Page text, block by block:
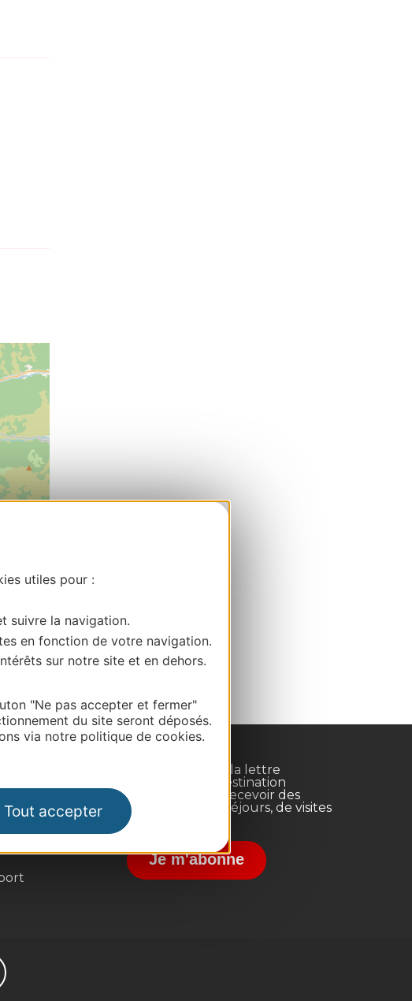
utiles pour :
suivre la navigation.
en fonction de votre navigation.
sur notre site et en dehors.
"Ne pas accepter et fermer"
du site seront déposés.
via notre politique de cookies.
Tout accepter
d'influence
Inscrivez-vous à la lettre
d'information Destination
Occitanie pour recevoir des
suggestions de séjours, de visites
et de sorties.
Je m'abonne